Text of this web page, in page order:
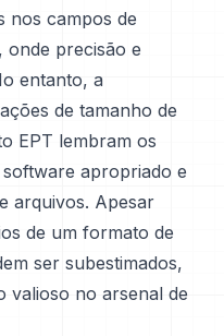
nos campos de
onde precisão e
entanto, a
de tamanho de
EPT lembram os
apropriado e
arquivos. Apesar
de um formato de
ser subestimados,
valioso no arsenal de